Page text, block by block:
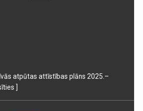
atpūtas attīstības plāns 2025.–
]